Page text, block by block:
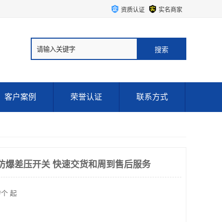
资质认证 实名商家
客户案例 荣誉认证 联系方式
爆差压开关 快速交货和周到售后服务
起